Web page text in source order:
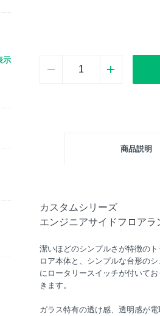
商品説明
カスタムシリーズ
エンジニアサイドフロアラ
潔いほどのシンプルさが特徴の
ロア本体と、シンプルな台形の
にロータリースイッチが付いて
きます。
ガラス特有の透け感、透明感が
示